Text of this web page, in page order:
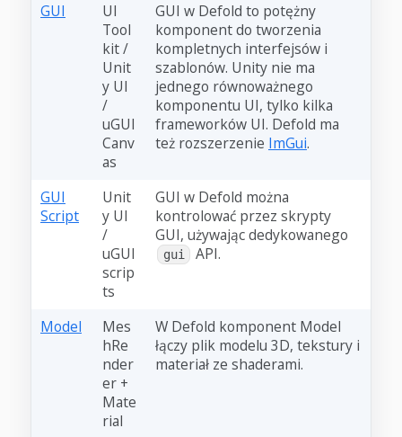
GUI
UI
Tool
kit /
Unit
y UI
/
uGUI
Canv
as
GUI w Defold to potężny
komponent do tworzenia
kompletnych interfejsów i
szablonów. Unity nie ma
jednego równoważnego
komponentu UI, tylko kilka
frameworków UI. Defold ma
też rozszerzenie ImGui.
GUI
Script
Unit
y UI
/
uGUI
scrip
ts
GUI w Defold można
kontrolować przez skrypty
GUI, używając dedykowanego
gui API.
Model
Mes
hRe
nder
er +
Mate
rial
W Defold komponent Model
łączy plik modelu 3D, tekstury i
materiał ze shaderami.